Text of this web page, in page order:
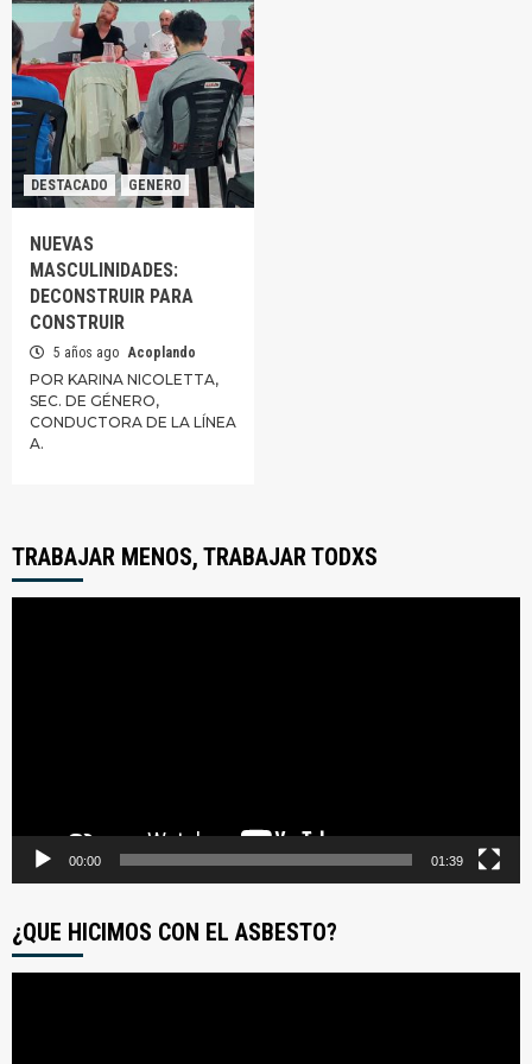
DESTACADO GENERO
NUEVAS
MASCULINIDADES:
DECONSTRUIR PARA
CONSTRUIR
5 años ago Acoplando
POR KARINA NICOLETTA,
SEC. DE GÉNERO,
CONDUCTORA DE LA LÍNEA
A.
TRABAJAR MENOS, TRABAJAR TODXS
00:00 01:39
¿QUE HICIMOS CON EL ASBESTO?